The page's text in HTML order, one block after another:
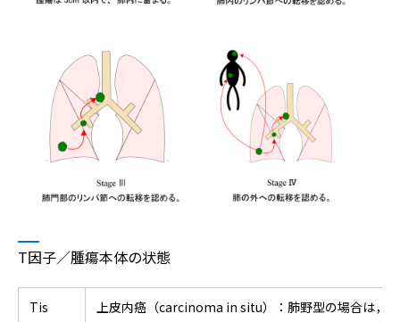
T因子／腫瘍本体の状態
Tis 上皮内癌（carcinoma in situ）：肺野型の場合は，